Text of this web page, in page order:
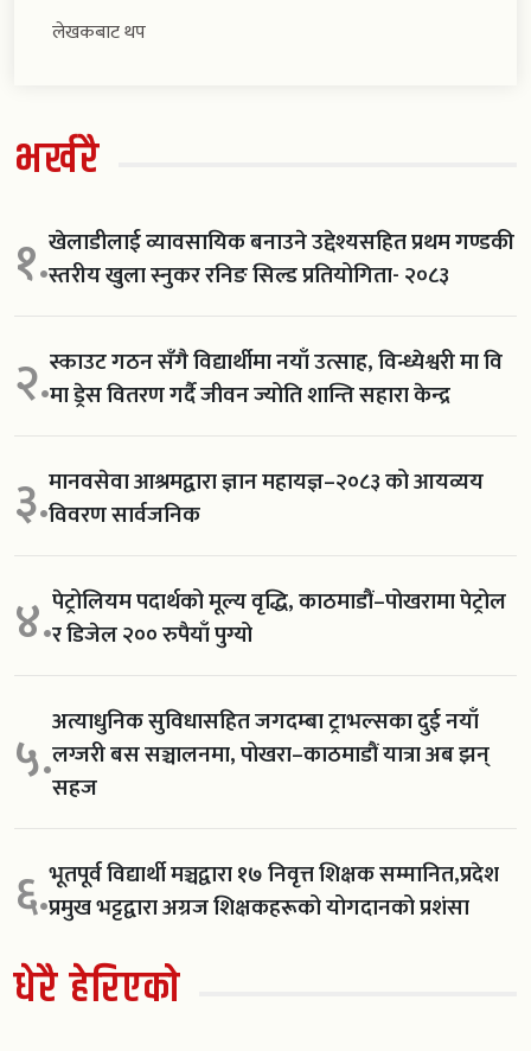
लेखकबाट थप
भर्खरै
१.खेलाडीलाई व्यावसायिक बनाउने उद्देश्यसहित प्रथम गण्डकी
स्तरीय खुला स्नुकर रनिङ सिल्ड प्रतियोगिता- २०८३
२.स्काउट गठन सँगै विद्यार्थीमा नयाँ उत्साह, विन्ध्येश्वरी मा वि
मा ड्रेस वितरण गर्दै जीवन ज्योति शान्ति सहारा केन्द्र
३.मानवसेवा आश्रमद्वारा ज्ञान महायज्ञ–२०८३ को आयव्यय
विवरण सार्वजनिक
४.पेट्रोलियम पदार्थको मूल्य वृद्धि, काठमाडौं–पोखरामा पेट्रोल
र डिजेल २०० रुपैयाँ पुग्यो
५.अत्याधुनिक सुविधासहित जगदम्बा ट्राभल्सका दुई नयाँ
लग्जरी बस सञ्चालनमा, पोखरा–काठमाडौं यात्रा अब झन्
सहज
६.भूतपूर्व विद्यार्थी मञ्चद्वारा १७ निवृत्त शिक्षक सम्मानित,प्रदेश
प्रमुख भट्टद्वारा अग्रज शिक्षकहरूको योगदानको प्रशंसा
धेरै हेरिएको